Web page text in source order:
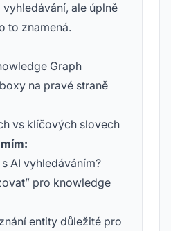
ale úplně
to znamená.
Graph
na pravé straně
vs klíčových slovech
AI vyhledáváním?
pro knowledge
entity důležité pro